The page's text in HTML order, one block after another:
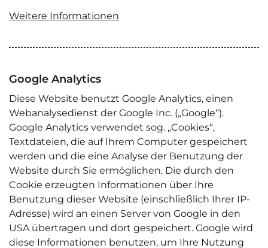
Weitere Informationen
Google Analytics
Diese Website benutzt Google Analytics, einen
Webanalysedienst der Google Inc. („Google“).
Google Analytics verwendet sog. „Cookies“,
Textdateien, die auf Ihrem Computer gespeichert
werden und die eine Analyse der Benutzung der
Website durch Sie ermöglichen. Die durch den
Cookie erzeugten Informationen über Ihre
Benutzung dieser Website (einschließlich Ihrer IP-
Adresse) wird an einen Server von Google in den
USA übertragen und dort gespeichert. Google wird
diese Informationen benutzen, um Ihre Nutzung